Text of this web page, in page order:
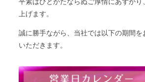
平素はひとかたならぬご厚情にあずかり
上げます。
誠に勝手ながら、当社では以下の期間を
いただきます。